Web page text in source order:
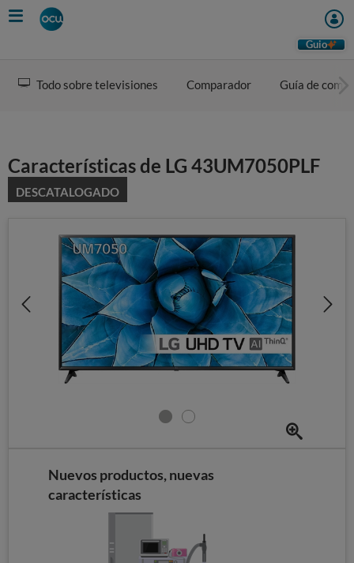
Skip
to
Guio
Todo sobre televisiones Comparador Guía de
Características de LG 43UM7050PLF
DESCATALOGADO
Nuevos productos, nuevas
características